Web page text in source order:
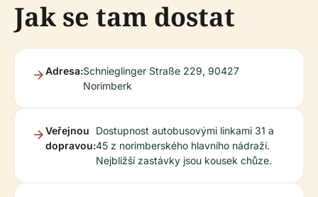
Jak se tam dostat
Adresa:Schnieglinger Straße 229, 90427
Norimberk
Veřejnou
dopravou:
Dostupnost autobusovými linkami 31 a
45 z norimberského hlavního nádraží.
Nejbližší zastávky jsou kousek chůze.